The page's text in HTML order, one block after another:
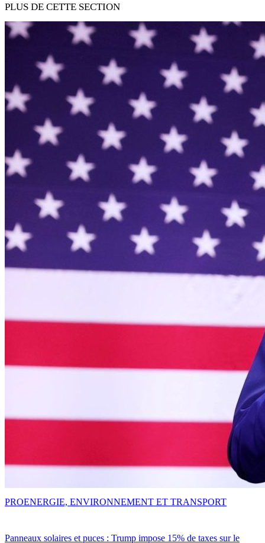
PLUS DE CETTE SECTION
Panneaux solaires et puces : Trump impose 15% de taxes sur le
PROENERGIE, ENVIRONNEMENT ET TRANSPORT